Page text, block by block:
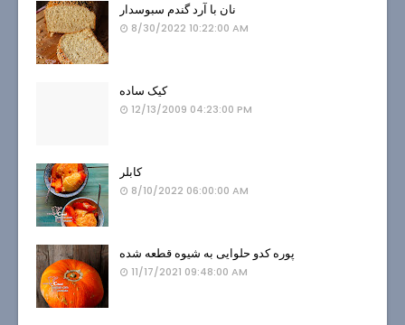
نان با آرد گندم سبوسدار
8/30/2022 10:22:00 AM
کیک ساده
12/13/2009 04:23:00 PM
کابلر
8/10/2022 06:00:00 AM
پوره کدو حلوایی به شیوه قطعه شده
11/17/2021 09:48:00 AM